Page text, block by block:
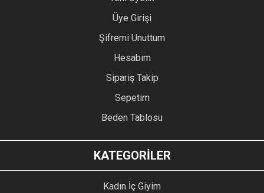
Üye Girişi
Şifremi Unuttum
Hesabım
Sipariş Takip
Sepetim
Beden Tablosu
KATEGORİLER
Kadın İç Giyim